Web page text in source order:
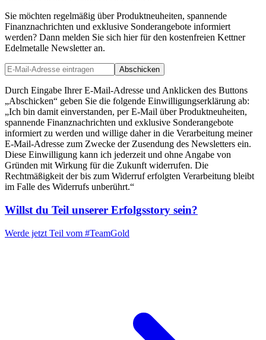
Sie möchten regelmäßig über Produktneuheiten, spannende
Finanznachrichten und exklusive Sonderangebote informiert
werden? Dann melden Sie sich hier für den kostenfreien Kettner
Edelmetalle Newsletter an.
Abschicken
Durch Eingabe Ihrer E-Mail-Adresse und Anklicken des Buttons
„Abschicken“ geben Sie die folgende Einwilligungserklärung ab:
„Ich bin damit einverstanden, per E-Mail über Produktneuheiten,
spannende Finanznachrichten und exklusive Sonderangebote
informiert zu werden und willige daher in die Verarbeitung meiner
E-Mail-Adresse zum Zwecke der Zusendung des Newsletters ein.
Diese Einwilligung kann ich jederzeit und ohne Angabe von
Gründen mit Wirkung für die Zukunft widerrufen. Die
Rechtmäßigkeit der bis zum Widerruf erfolgten Verarbeitung bleibt
im Falle des Widerrufs unberührt.“
Willst du Teil unserer Erfolgsstory sein?
Werde jetzt Teil vom #TeamGold